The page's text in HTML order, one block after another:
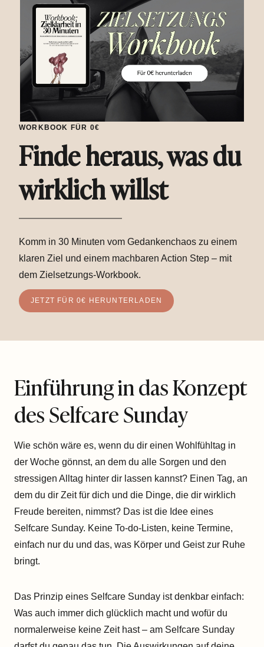
WORKBOOK FÜR 0€
Finde heraus, was du
wirklich willst
Komm in 30 Minuten vom Gedankenchaos zu einem
klaren Ziel und einem machbaren Action Step – mit
dem Zielsetzungs-Workbook.
JETZT FÜR 0€ HERUNTERLADEN
Einführung in das Konzept
des Selfcare Sunday
Wie schön wäre es, wenn du dir einen Wohlfühltag in
der Woche gönnst, an dem du alle Sorgen und den
stressigen Alltag hinter dir lassen kannst? Einen Tag, an
dem du dir Zeit für dich und die Dinge, die dir wirklich
Freude bereiten, nimmst? Das ist die Idee eines
Selfcare Sunday. Keine To-do-Listen, keine Termine,
einfach nur du und das, was Körper und Geist zur Ruhe
bringt.
Das Prinzip eines Selfcare Sunday ist denkbar einfach:
Was auch immer dich glücklich macht und wofür du
normalerweise keine Zeit hast – am Selfcare Sunday